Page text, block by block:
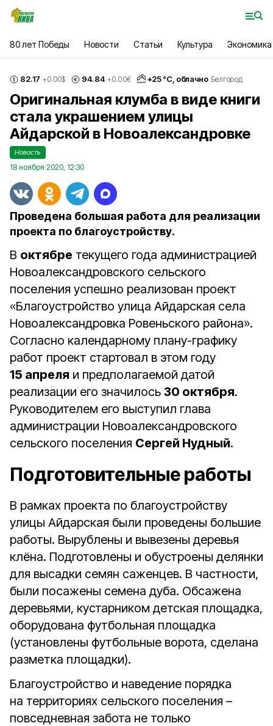
80 лет Победы Новости Статьи Культура Экономика
82.17 +0.00$ 94.84 +0.00€ +25°С, облачно Белгород
Оригинальная клумба в виде книги
стала украшением улицы
Айдарской в Новоалександровке
Новость
18 ноября 2020, 12:30
Проведена большая работа для реализации
проекта по благоустройству.
В октябре текущего года администрацией
Новоалександровского сельского
поселения успешно реализован проект
«Благоустройство улица Айдарская села
Новоалександровка Ровеньского района».
Согласно календарному плану-графику
работ проект стартовал в этом году
15 апреля и предполагаемой датой
реализации его значилось 30 октября.
Руководителем его выступил глава
администрации Новоалександровского
сельского поселения Сергей Нудный.
Подготовительные работы
В рамках проекта по благоустройству
улицы Айдарская были проведены большие
работы. Вырублены и вывезены деревья
клёна. Подготовлены и обустроены делянки
для высадки семян саженцев. В частности,
были посажены семена дуба. Обсажена
деревьями, кустарником детская площадка,
оборудована футбольная площадка
(установлены футбольные ворота, сделана
разметка площадки).
Благоустройство и наведение порядка
на территориях сельского поселения –
повседневная забота не только